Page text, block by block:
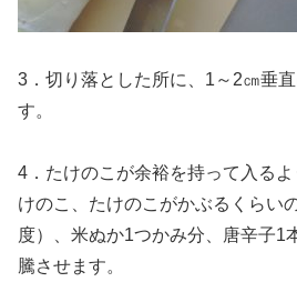
3．切り落とした所に、1～2㎝垂
す。
4．たけのこが余裕を持って入る
けのこ、たけのこがかぶるくらい
度）、米ぬか1つかみ分、唐辛子1
騰させます。